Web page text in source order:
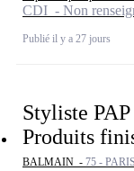
CDI - Non
Publié il y a 27 jours
Styliste
Produits
BALMAIN - 75 -